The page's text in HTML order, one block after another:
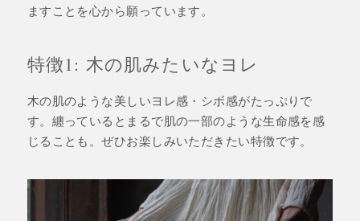
ますことを心から願っています。
特徴1: 木の肌みたいなヨレ
木の肌のような美しいヨレ感・シボ感がたっぷりで
す。纏っているとまるで肌の一部のような生命感を感
じることも。ぜひお楽しみいただきたい特徴です。